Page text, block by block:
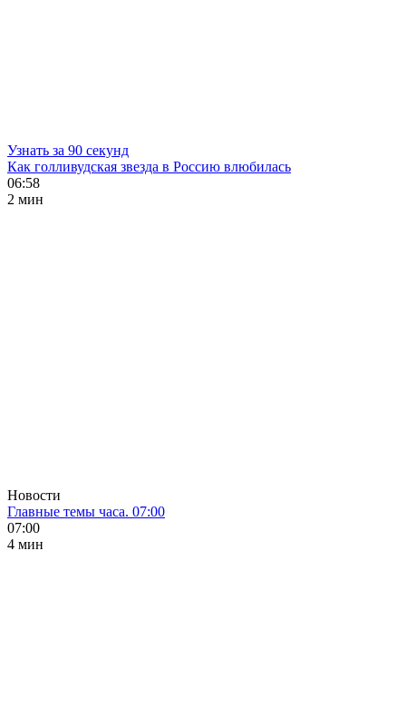
Узнать за 90 секунд
Как голливудская звезда в Россию влюбилась
06:58
2 мин
Новости
Главные темы часа. 07:00
07:00
4 мин